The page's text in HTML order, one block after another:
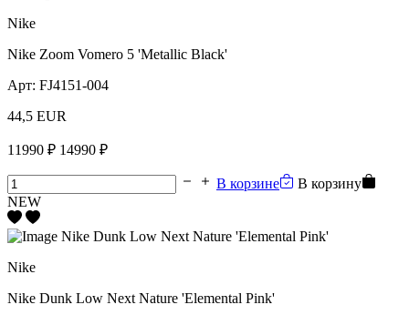
Nike
Nike Zoom Vomero 5 'Metallic Black'
Арт: FJ4151-004
44,5 EUR
11990 ₽ 14990 ₽
В корзине
В корзину
NEW
Nike
Nike Dunk Low Next Nature 'Elemental Pink'